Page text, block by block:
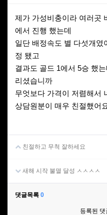
본문
제가 가성비충이라 여러곳
에서 진행 했는데
일단 배정속도 별 다섯개였
정 됐고
결과도 골드 1에서 5승 했
리셨습니까
무엇보다 가격이 저렴해서
상담원분이 매우 친절했어
친절하고 무척 잘하세요
새해 시작 불멸 달성 ㅅㅅㅅㅅ
댓글목록 0
등록된